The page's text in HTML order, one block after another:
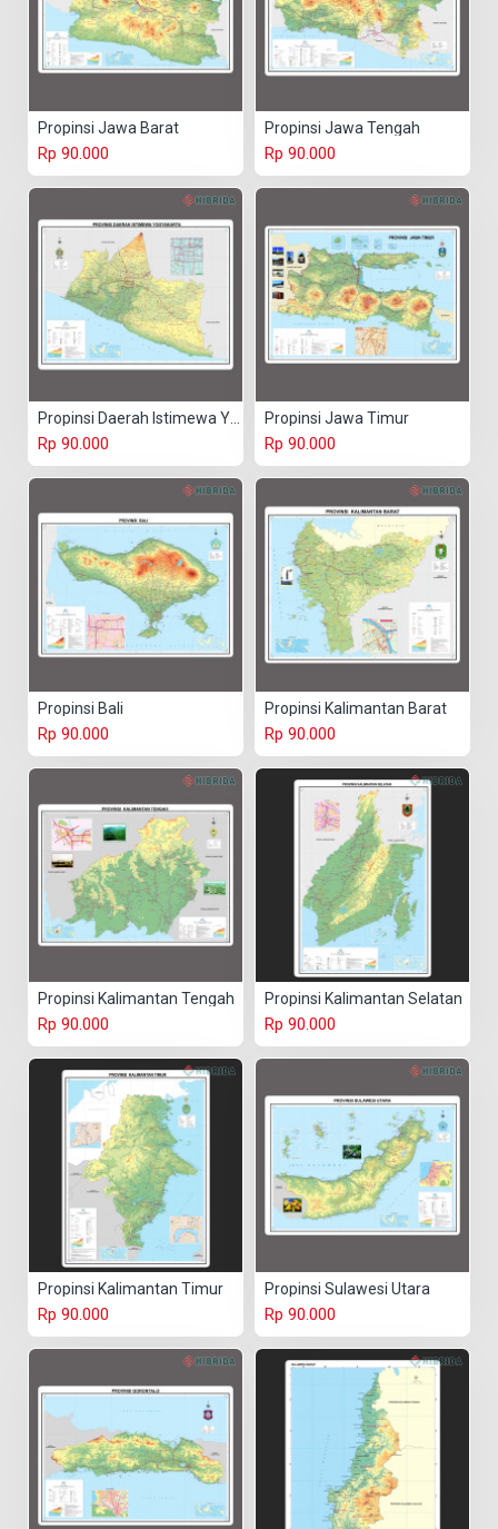
Propinsi Jawa Barat
Rp 90.000
Propinsi Jawa Tengah
Rp 90.000
Rp 90.000
Propinsi Jawa Timur
Rp 90.000
Propinsi Bali
Rp 90.000
Propinsi Kalimantan Barat
Rp 90.000
Propinsi Kalimantan Tengah
Rp 90.000
Propinsi Kalimantan Selatan
Rp 90.000
Propinsi Kalimantan Timur
Rp 90.000
Propinsi Sulawesi Utara
Rp 90.000